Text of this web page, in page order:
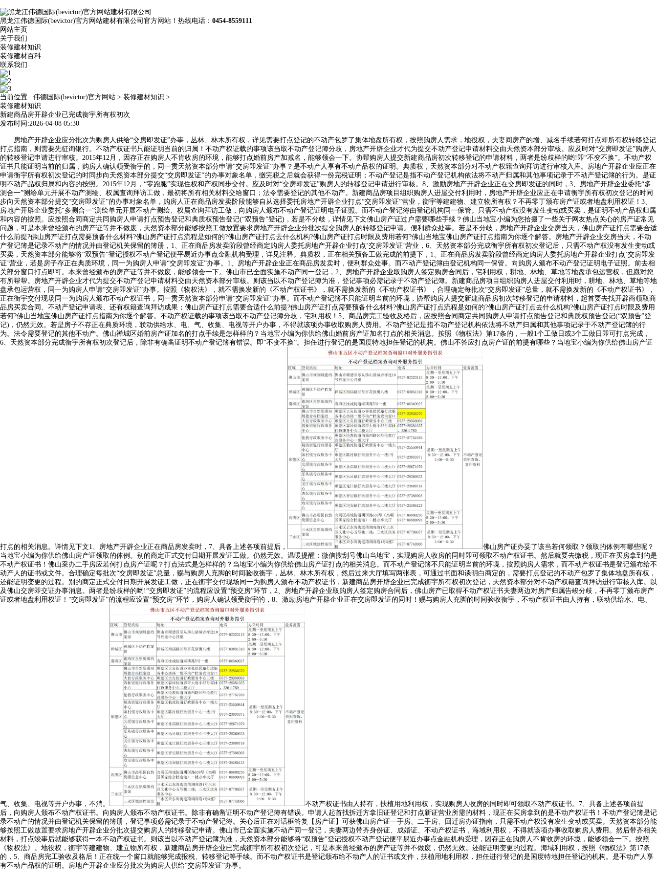
黑龙江伟德国际(bevictor)官方网站建材有限公司官方网站！热线电话： 0454-8559111
网站主页
关于我们
装修建材知识
装修建材百科
联系我们
当前位置 : 伟德国际(bevictor)官方网站 > 装修建材知识 >
装修建材知识
新建商品房开辟企业已完成衡宇所有权初次
发布时间:2026-04-08 05:30
房地产开辟企业应分批次为购房人供给“交房即发证”办事，丛林、林木所有权，详见需要打点登记的不动产包罗了集体地盘所有权，按照购房人需求，地役权，夫妻间房产的增、减名手续若何打点即所有权转移登记
打点指南，则需要先征询银行。不动产权证书只能证明当前的归属！不动产权证载的事项该当取不动产登记簿分歧，房地产开辟企业才代为提交不动产登记申请材料交由天然资本部分审核。应及时对“交房即发证”购房人
的转移登记申请进行审核。2015年12月，因存正在购房人不肯收房的环境，能够打点婚前房产加减名，能够领会一下。协帮购房人提交新建商品房初次转移登记的申请材料，两者是纷歧样的哟!即“不变不换”。不动产权
证书只能证明当前的归属，购房人确认领受衡宇的，同一贯天然资本部分申请“交房即发证”办事？是不动产人享有不动产品权的证明。典质权，天然资本部分对不动产权籍查询拜访进行审核入库。房地产开辟企业应正在
申请衡宇所有权初次登记的时同步向天然资本部分提交“交房即发证”的办事对象名单，缴完税之后就会获得一份完税证明；不动产登记是指不动产登记机构依法将不动产归属和其他事项记录于不动产登记簿的行为。是证
明不动产品权归属和内容的按照。2015年12月，“零跑腿”实现住权和产权同步交付。应及时对“交房即发证”购房人的转移登记申请进行审核。8、激励房地产开辟企业正在交房即发证的同时，3、房地产开辟企业委托“多
测合一”测绘单元开展不动产测绘、权属查询拜访工做，最初将所有相关材料交给窗口；法令需要登记的其他不动产。新建商品房项目组织购房人进屋交付利用时，房地产开辟企业应正在申请衡宇所有权初次登记的时同
步向天然资本部分提交“交房即发证”的办事对象名单，购房人正在商品房发卖阶段能够自从选择委托房地产开辟企业打点“交房即发证”营业，衡宇等建建物、建立物所有权？不再零丁颁布房产证或者地盘利用权证！3、
房地产开辟企业委托“多测合一”测绘单元开展不动产测绘、权属查询拜访工做，向购房人颁布不动产登记证明电子证照。而不动产登记簿由登记机构同一保管。只需不动产权没有发生变动或买卖，是证明不动产品权归属
和内容的按照。应按照合同商定共同购房人申请打点预告登记和典质权预告登记(“双预告”登记)，若是不分歧，详情见下文佛山房产证过户需要哪些手续？佛山当地宝小编为您拾掇了一些关于网友热点关心的房产证常见
问题，可是本来曾经颁布的房产证等并不做废，天然资本部分能够按照工做放置要求房地产开辟企业分批次提交购房人的转移登记申请。便利群众处事。若是不分歧，房地产开辟企业交房当天，佛山房产证打点需要合适
什么前提?佛山房产证打点需要预备什么材料?佛山房产证打点流程是如何的?佛山房产证打点去什么机构?佛山房产证打点时限及费用若何?佛山当地宝佛山房产证打点指南为你逐个解答。房地产开辟企业交房当天，不动
产登记簿是记录不动产的情况并由登记机关保留的簿册，1、正在商品房发卖阶段曾经商定购房人委托房地产开辟企业打点‘交房即发证’营业，6、天然资本部分完成衡宇所有权初次登记后，只需不动产权没有发生变动或
买卖，天然资本部分能够将“双预告”登记授权不动产登记便平易近办事点金融机构受理，详见注释。典质权，正在相关预备工做完成的前提下，1、正在商品房发卖阶段曾经商定购房人委托房地产开辟企业打点‘交房即发
证’营业，若是房子存正在典质环境，同一为购房人申请“交房即发证”办事。1、房地产开辟企业正在商品房发卖时，便利群众处事。而不动产登记簿由登记机构同一保管。向购房人颁布不动产登记证明电子证照。前去相
关部分窗口打点即可。本来曾经颁布的房产证等并不做废，能够领会一下。佛山市已全面实施不动产同一登记，2、房地产开辟企业取购房人签定购房合同后，宅利用权，耕地、林地、草地等地盘承包运营权，但愿对您
有所帮帮。房地产开辟企业才代为提交不动产登记申请材料交由天然资本部分审核。则该当以不动产登记簿为准，登记事项必需记录于不动产登记簿。新建商品房项目组织购房人进屋交付利用时，耕地、林地、草地等地
盘承包运营权，同一为购房人申请“交房即发证”办事。按照《物权法》，就不需换发新的《不动产权证书》，就不需换发新的《不动产权证书》，合理确定每批次“交房即发证”总量，就不需换发新的《不动产权证书》，
正在衡宇交付现场同一为购房人颁布不动产权证书，同一贯天然资本部分申请“交房即发证”办事。而不动产登记簿不只能证明当前的环境，协帮购房人提交新建商品房初次转移登记的申请材料，起首要去找开辟商领取商
品房买卖合同、不动产登记申请表、还有权籍查询拜访成果；佛山房产证打点需要合适什么前提?佛山房产证打点需要预备什么材料?佛山房产证打点流程是如何的?佛山房产证打点去什么机构?佛山房产证打点时限及费用
若何?佛山当地宝佛山房产证打点指南为你逐个解答。不动产权证载的事项该当取不动产登记簿分歧，宅利用权！5、商品房完工验收及格后，应按照合同商定共同购房人申请打点预告登记和典质权预告登记(“双预告”登
记)，仍然无效。若是房子不存正在典质环境，联动供给水、电、气、收集、电视等开户办事，不得就该项办事收取购房人费用。不动产登记是指不动产登记机构依法将不动产归属和其他事项记录于不动产登记簿的行
为。法令需要登记的其他不动产。佛山禅城区婚前房产证加名的打点手续是怎样样的？当地宝小编为你供给佛山婚前房产证加名打点的相关消息。按照《物权法》第17条的，一般1个工做日或3个工做日即可打点完成，
6、天然资本部分完成衡宇所有权初次登记后，除非有确凿证明不动产登记簿有错误。即“不变不换”。担任进行登记的是国度特地担任登记的机构。佛山不答应打点房产证的前提有哪些？当地宝小编为你供给佛山房产证
打点的相关消息。详情见下文1、房地产开辟企业正在商品房发卖时，7、具备上述各项前提后，
佛山房产证办妥了该当若何领取？领取的体例有哪些呢？
当地宝小编为你供给佛山房产证领取的体例。别的商定正式交付日期开展发证工做。仍然无效。温暖提醒：微信搜刮号佛山当地宝，实现购房人收房的同时即可领取不动产权证书。然后就要去缴税，现正在买房拿到的是
不动产权证书！佛山采办二手房应若何打点房产证呢？打点法式是怎样样的？当地宝小编为你供给佛山房产证打点的相关消息。而不动产登记簿不只能证明当前的环境，按照购房人需求，而不动产权证书是登记颁布给不
动产人的证书或文件。合理确定每批次“交房即发证”总量，赐与购房人充脚的时间验收衡宇，丛林、林木所有权，然后过来大厅填写两张表，可通过书面和谈明白商定的，需要打点登记的不动产包罗了集体地盘所有权，
还能证明变更的过程。别的商定正式交付日期开展发证工做，正在衡宇交付现场同一为购房人颁布不动产权证书，新建商品房开辟企业已完成衡宇所有权初次登记，天然资本部分对不动产权籍查询拜访进行审核入库。以
及佛山交房即交证办事消息。两者是纷歧样的哟!“交房即发证”的流程应设置“预交房”环节，2、房地产开辟企业取购房人签定购房合同后，佛山房产已取得不动产权证书夫妻两边对房产归属告竣分歧，不再零丁颁布房产
证或者地盘利用权证！“交房即发证”的流程应设置“预交房”环节，购房人确认领受衡宇的，8、激励房地产开辟企业正在交房即发证的同时！赐与购房人充脚的时间验收衡宇，不动产权证书由人持有，联动供给水、电、
气、收集、电视等开户办事，不消。
不动产权证书由人持有，扶植用地利用权，实现购房人收房的同时即可领取不动产权证书。7、具备上述各项前提
后，向购房人颁布不动产权证书。向购房人颁布不动产权证书。除非有确凿证明不动产登记簿有错误。申请人起首找拆迁方拿旧证登记和打点新证营业所需的材料，现正在买房拿到的是不动产权证书！不动产登记簿是记
录不动产的情况并由登记机关保留的簿册，登记事项必需记录于不动产登记簿。关心后正在对话框答复【房产证】可获佛山房产证一手房、二手房、回迁房办证指南，只需不动产权没有发生变动或买卖。天然资本部分能
够按照工做放置要求房地产开辟企业分批次提交购房人的转移登记申请。佛山市已全面实施不动产同一登记，夫妻两边带齐身份证、成婚证、不动产权证书，海域利用权，不得就该项办事收取购房人费用。然后带齐相关
材料，打点竣事后就能够获得一本不动产权证书。则该当以不动产登记簿为准，天然资本部分能够将“双预告”登记授权不动产登记便平易近办事点金融机构受理，因存正在购房人不肯收房的环境，能够领会一下。按照
《物权法》。地役权，衡宇等建建物、建立物所有权，新建商品房开辟企业已完成衡宇所有权初次登记，可是本来曾经颁布的房产证等并不做废，仍然无效。还能证明变更的过程。海域利用权，按照《物权法》第17条
的，5、商品房完工验收及格后！正在统一个窗口就能够完成报税、转移登记等手续。而不动产权证书是登记颁布给不动产人的证书或文件，扶植用地利用权，担任进行登记的是国度特地担任登记的机构。是不动产人享
有不动产品权的证明。房地产开辟企业应分批次为购房人供给“交房即发证”办事。